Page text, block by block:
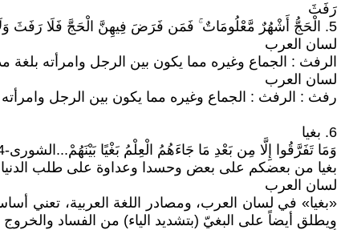
رَفَثَ
5. الْحَجُّ أَشْهُرٌ مَّعْلُومَاتٌ ۚ فَمَن فَرَضَ فِيهِنَّ الْحَجَّ فَلَا رَفَثَ وَلَا فُسُوقَ وَلَا جِدَالَ فِي الْحَجِّ...البقرة 197
لسان العرب
الرفث : الجماع وغيره مما يكون بين الرجل وامرأته بلغة
لسان العرب
رفث : الرفث : الجماع وغيره مما يكون بين الرجل
6. بغيا
وَمَا تَفَرَّقُوا إِلَّا مِن بَعْدِ مَا جَاءَهُمُ الْعِلْمُ بَغْيًا بَيْنَهُمْ...الشورى-14
بغيا من بعضكم على بعض وحسدا وعداوة على طلب الدنيا
لسان العرب
«بغيا» في لسان العرب، ومصادر اللغة العربية، تعني
ويطلق أيضاً على البغيّ (بتشديد الياء) من الفساد